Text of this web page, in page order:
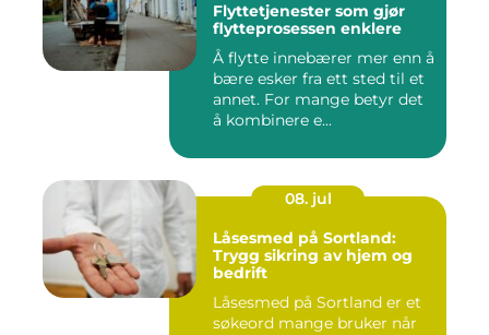
Flyttetjenester som gjør
flytteprosessen enklere
Å flytte innebærer mer enn å
bære esker fra ett sted til et
annet. For mange betyr det
å kombinere e...
08. jul
Låsesmed på Sortland:
Trygg sikring av hjem og
bedrift
Låsesmed på Sortland er et
søkeord mange bruker når